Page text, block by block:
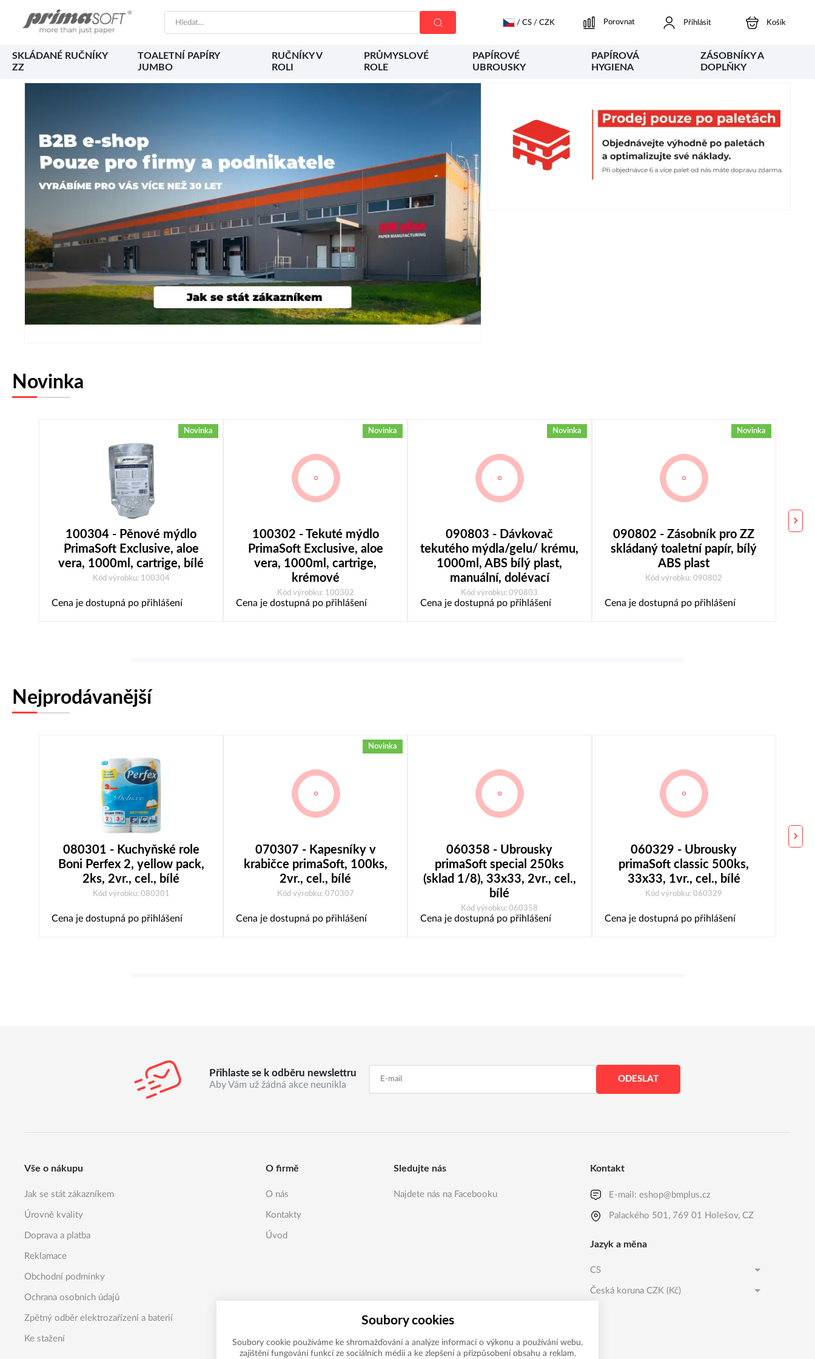
/ CS / CZK Porovnat Přihlásit Košík
SKLÁDANÉ RUČNÍKY
ZZ
TOALETNÍ PAPÍRY
JUMBO
RUČNÍKY V
ROLI
PRŮMYSLOVÉ
ROLE
PAPÍROVÉ
UBROUSKY
PAPÍROVÁ
HYGIENA
ZÁSOBNÍKY A
DOPLŇKY
Novinka
Novinka
100304 - Pěnové mýdlo
PrimaSoft Exclusive, aloe
vera, 1000ml, cartrige, bílé
Kód výrobku: 100304
Cena je dostupná po přihlášení
Novinka
100302 - Tekuté mýdlo
PrimaSoft Exclusive, aloe
vera, 1000ml, cartrige,
krémové
Kód výrobku: 100302
Cena je dostupná po přihlášení
Novinka
090803 - Dávkovač
tekutého mýdla/gelu/ krému,
1000ml, ABS bílý plast,
manuální, dolévací
Kód výrobku: 090803
Cena je dostupná po přihlášení
Novinka
090802 - Zásobník pro ZZ
skládaný toaletní papír, bílý
ABS plast
Kód výrobku: 090802
Cena je dostupná po přihlášení
Nejprodávanější
080301 - Kuchyňské role
Boni Perfex 2, yellow pack,
2ks, 2vr., cel., bílé
Kód výrobku: 080301
Cena je dostupná po přihlášení
Novinka
070307 - Kapesníky v
krabičce primaSoft, 100ks,
2vr., cel., bílé
Kód výrobku: 070307
Cena je dostupná po přihlášení
060358 - Ubrousky
primaSoft special 250ks
(sklad 1/8), 33x33, 2vr., cel.,
bílé
Kód výrobku: 060358
Cena je dostupná po přihlášení
060329 - Ubrousky
primaSoft classic 500ks,
33x33, 1vr., cel., bílé
Kód výrobku: 060329
Cena je dostupná po přihlášení
Přihlaste se k odběru newslettru
Aby Vám už žádná akce neunikla
ODESLAT
Vše o nákupu
Jak se stát zákazníkem
Úrovně kvality
Doprava a platba
Reklamace
Obchodní podmínky
Ochrana osobních údajů
Zpětný odběr elektrozařízení a baterií
Ke stažení
O firmě
O nás
Kontakty
Úvod
Sledujte nás
Najdete nás na Facebooku
Kontakt
E-mail:eshop@bmplus.cz
Palackého 501, 769 01 Holešov, CZ
Jazyk a měna
CS
CS
Česká koruna CZK (Kč)
Soubory cookies
Soubory cookie používáme ke shromažďování a analýze informací o výkonu a používání webu,
zajištění fungování funkcí ze sociálních médií a ke zlepšení a přizpůsobení obsahu a reklam.